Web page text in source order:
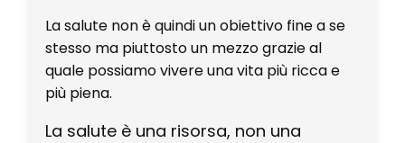
La salute non è quindi un obiettivo fine a se
stesso ma piuttosto un mezzo grazie al
quale possiamo vivere una vita più ricca e
più piena.
La salute è una risorsa, non una